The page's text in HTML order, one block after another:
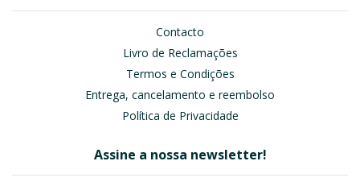
Contacto
Livro de Reclamações
Termos e Condições
Entrega, cancelamento e reembolso
Política de Privacidade
Assine a nossa newsletter!